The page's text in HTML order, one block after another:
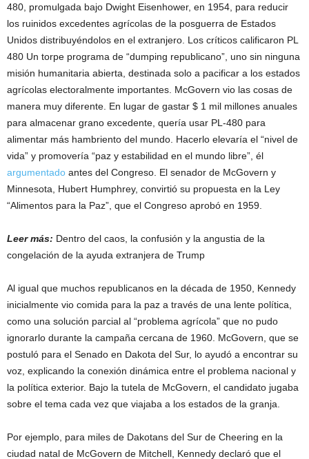
480, promulgada bajo Dwight Eisenhower, en 1954, para reducir
los ruinidos excedentes agrícolas de la posguerra de Estados
Unidos distribuyéndolos en el extranjero. Los críticos calificaron PL
480 Un torpe programa de “dumping republicano”, uno sin ninguna
misión humanitaria abierta, destinada solo a pacificar a los estados
agrícolas electoralmente importantes. McGovern vio las cosas de
manera muy diferente. En lugar de gastar $ 1 mil millones anuales
para almacenar grano excedente, quería usar PL-480 para
alimentar más hambriento del mundo. Hacerlo elevaría el “nivel de
vida” y promovería “paz y estabilidad en el mundo libre”, él
argumentado antes del Congreso. El senador de McGovern y
Minnesota, Hubert Humphrey, convirtió su propuesta en la Ley
“Alimentos para la Paz”, que el Congreso aprobó en 1959.
Leer más: Dentro del caos, la confusión y la angustia de la
congelación de la ayuda extranjera de Trump
Al igual que muchos republicanos en la década de 1950, Kennedy
inicialmente vio comida para la paz a través de una lente política,
como una solución parcial al “problema agrícola” que no pudo
ignorarlo durante la campaña cercana de 1960. McGovern, que se
postuló para el Senado en Dakota del Sur, lo ayudó a encontrar su
voz, explicando la conexión dinámica entre el problema nacional y
la política exterior. Bajo la tutela de McGovern, el candidato jugaba
sobre el tema cada vez que viajaba a los estados de la granja.
Por ejemplo, para miles de Dakotans del Sur de Cheering en la
ciudad natal de McGovern de Mitchell, Kennedy declaró que el